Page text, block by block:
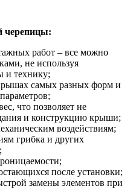
черепицы:
работ – все можно
не используя
и технику;
самых разных форм и
что позволяет не
и конструкцию крыши;
воздействиям;
грибка и других
после установки;
замены элементов при